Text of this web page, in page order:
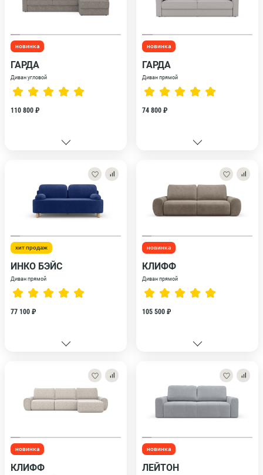
новинка
ГАРДА
Диван угловой
110 800 ₽
новинка
ГАРДА
Диван прямой
74 800 ₽
хит продаж
ИНКО БЭЙС
Диван прямой
77 100 ₽
новинка
КЛИФФ
Диван прямой
105 500 ₽
новинка
КЛИФФ
новинка
ЛЕЙТОН